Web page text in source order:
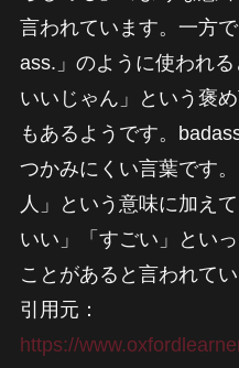
言われています。一方
ass.」のように使われ
いいじゃん」という褒
もあるようです。
つかみにくい言葉です
人」という意味に加え
いい」「すごい」とい
ことがあると言われてい
引用元：
https://